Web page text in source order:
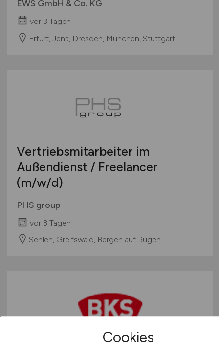
EWS GmbH & Co. KG
vor 3 Tagen
Erfurt, Jena, Dresden, München, Stuttgart
Vertriebsmitarbeiter im
Außendienst / Freelancer
(m/w/d)
PHS group
vor 3 Tagen
Sehlen, Greifswald, Bergen auf Rügen
Cookies